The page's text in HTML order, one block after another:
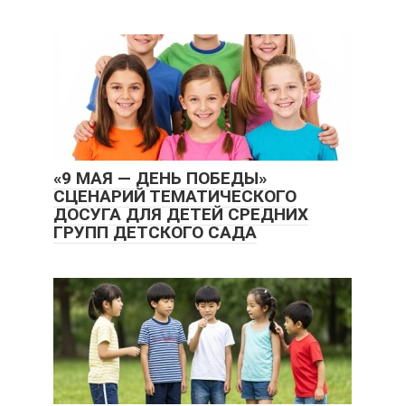
«9 МАЯ — ДЕНЬ ПОБЕДЫ»
СЦЕНАРИЙ ТЕМАТИЧЕСКОГО
ДОСУГА ДЛЯ ДЕТЕЙ СРЕДНИХ
ГРУПП ДЕТСКОГО САДА